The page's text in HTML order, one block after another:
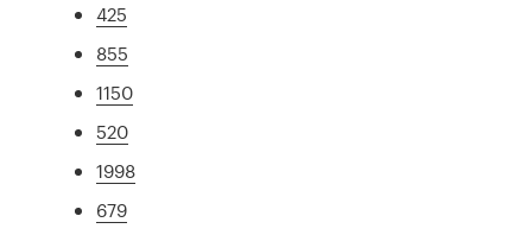
425
855
1150
520
1998
679